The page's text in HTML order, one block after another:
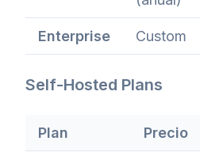
Enterprise Custom
Self-Hosted Plans
Plan Precio